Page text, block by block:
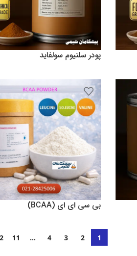
پودر سلنیوم سولفاید
افزودن به سبد خرید
بی سی ای ای (BCAA)
افزودن به سبد خرید
1
2
3
4
…
11